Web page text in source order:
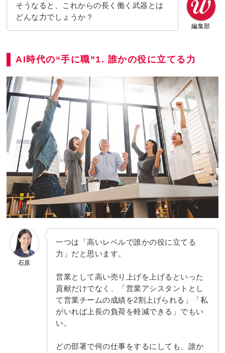
編集部
そうなると、これからの長く働く武器とは
どんな力でしょうか？
AI時代の“手に職”1. 誰かの役に立てる力
石原
一つは「高いレベルで誰かの役に立てる
力」だと思います。
営業として高い売り上げを上げるといった
貢献だけでなく、「営業アシスタントとし
て営業チームの成績を2割上げられる」「私
がいれば上長の負荷を軽減できる」でもい
い。
どの部署で何の仕事をするにしても、誰か